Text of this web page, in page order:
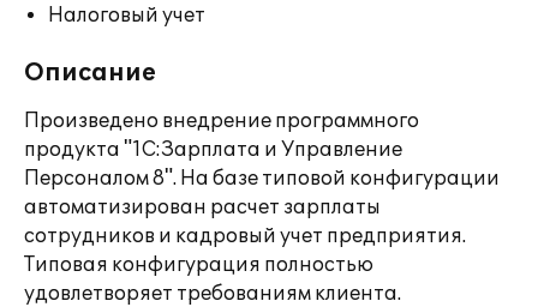
Налоговый учет
Описание
Произведено внедрение программного
продукта "1С:Зарплата и Управление
Персоналом 8". На базе типовой конфигурации
автоматизирован расчет зарплаты
сотрудников и кадровый учет предприятия.
Типовая конфигурация полностью
удовлетворяет требованиям клиента.